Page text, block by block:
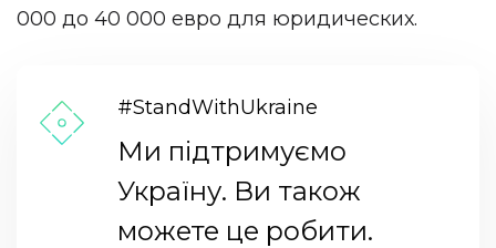
000 до 40 000 евро для юридических.
#StandWithUkraine
Ми підтримуємо
Україну. Ви також
можете це робити.